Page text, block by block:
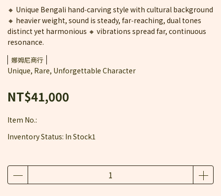
🔸 Unique Bengali hand‑carving style with cultural background
🔸 heavier weight, sound is steady, far‑reaching, dual tones
distinct yet harmonious 🔸 vibrations spread far, continuous
resonance.
娜姆尼商行
Unique, Rare, Unforgettable Character
NT$41,000
Item No.:
Inventory Status: In Stock1